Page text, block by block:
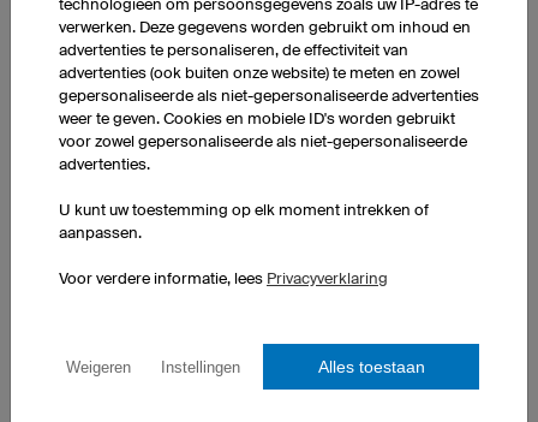
De kwaliteit van onze producten wordt tijdens elke stap van het
technologieën om persoonsgegevens zoals uw IP-adres te
verwerken. Deze gegevens worden gebruikt om inhoud en
advertenties te personaliseren, de effectiviteit van
advertenties (ook buiten onze website) te meten en zowel
gepersonaliseerde als niet-gepersonaliseerde advertenties
weer te geven. Cookies en mobiele ID's worden gebruikt
voor zowel gepersonaliseerde als niet-gepersonaliseerde
advertenties.
U kunt uw toestemming op elk moment intrekken of
aanpassen.
Voor verdere informatie, lees Privacyverklaring
Weigeren Instellingen Alles toestaan